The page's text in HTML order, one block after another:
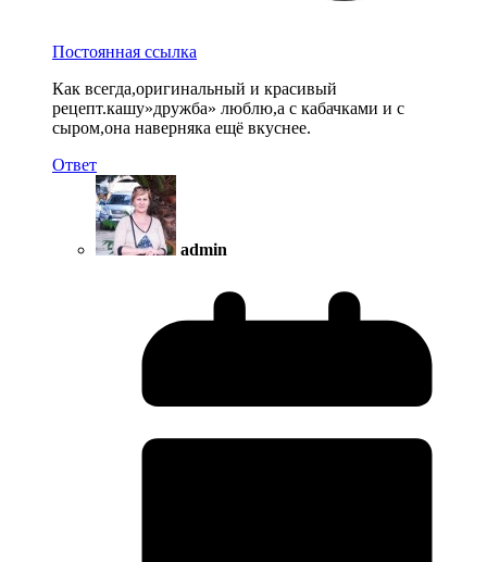
Постоянная ссылка
Как всегда,оригинальный и красивый
рецепт.кашу»дружба» люблю,а с кабачками и с
сыром,она наверняка ещё вкуснее.
Ответ
admin